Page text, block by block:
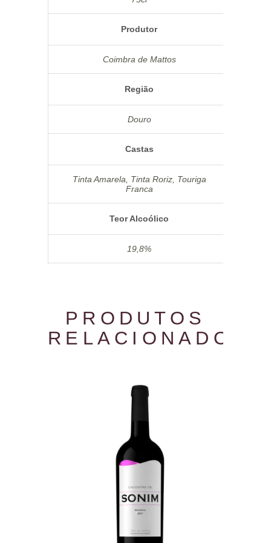
Produtor
Coimbra de Mattos
Região
Douro
Castas
Tinta Amarela, Tinta Roriz, Touriga
Franca
Teor Alcoólico
19,8%
PRODUTOS
RELACIONADOS